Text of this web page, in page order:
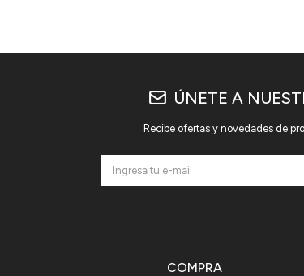
COMPRA
ÚNETE A
Recibe ofertas y novedades de